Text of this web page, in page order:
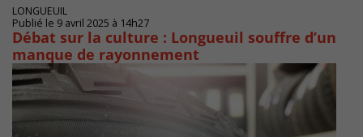
LONGUEUIL
Publié le 9 avril 2025 à 14h27
Débat sur la culture : Longueuil souffre d’un
manque de rayonnement